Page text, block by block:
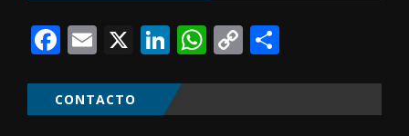
Facebook
Email
X LinkedIn
WhatsApp
Copy
CONTACTO